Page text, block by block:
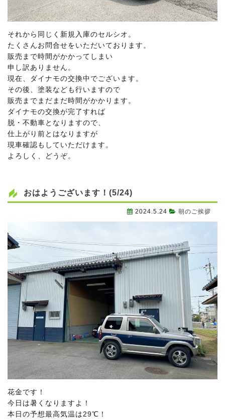
それから同じく新規入庫のセルシオ。
たくさんお問合せをいただいております。
販売まで時間がかかってしまい
申し訳ありません。
現在、ダイナモの交換中でございます。
その後、塗装なども行いますので
販売までまだまだ時間がかかります。
ダイナモの交換が完了すれば
脱・不動車となりますので、
仕上がり前とはなりますが
現車確認もしていただけます。
よろしく、どうぞ。
おはようございます！(5/24)
2024.5.24 朝のご挨拶
花金です！
今日は暑くなりますよ！
本日の予想最高気温は29℃！